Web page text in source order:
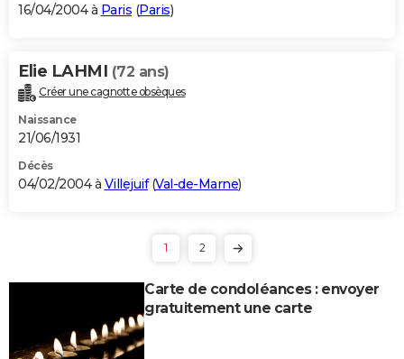
16/04/2004 à Paris (Paris)
Elie LAHMI (72 ans)
Créer une cagnotte obsèques
Naissance
21/06/1931
Décès
04/02/2004 à Villejuif(Val-de-Marne)
1 2
Carte de condoléances : envoyer
gratuitement une carte